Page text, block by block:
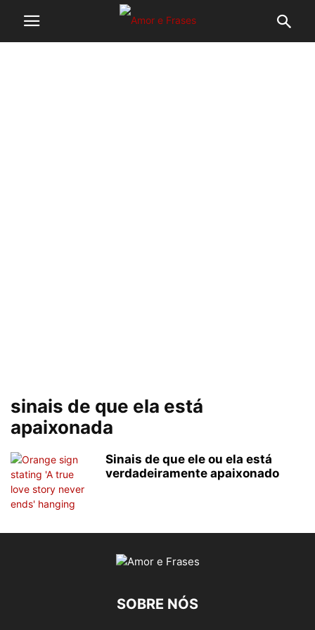
sinais de que ela está
apaixonada
Sinais de que ele ou ela está
verdadeiramente apaixonado
SOBRE NÓS